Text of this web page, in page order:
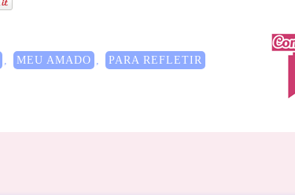
, MEU AMADO , PARA REFLETIR